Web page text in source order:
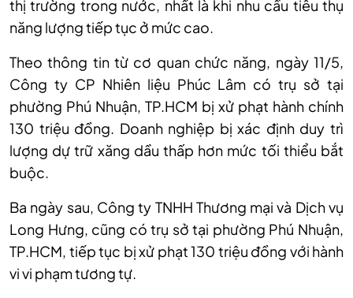
thị trường trong nước, nhất là khi nhu cầu tiêu thụ
năng lượng tiếp tục ở mức cao.
Theo thông tin từ cơ quan chức năng, ngày 11/5,
Công ty CP Nhiên liệu Phúc Lâm có trụ sở tại
phường Phú Nhuận, TP.HCM bị xử phạt hành chính
130 triệu đồng. Doanh nghiệp bị xác định duy trì
lượng dự trữ xăng dầu thấp hơn mức tối thiểu bắt
buộc.
Ba ngày sau, Công ty TNHH Thương mại và Dịch vụ
Long Hưng, cũng có trụ sở tại phường Phú Nhuận,
TP.HCM, tiếp tục bị xử phạt 130 triệu đồng với hành
vi vi phạm tương tự.